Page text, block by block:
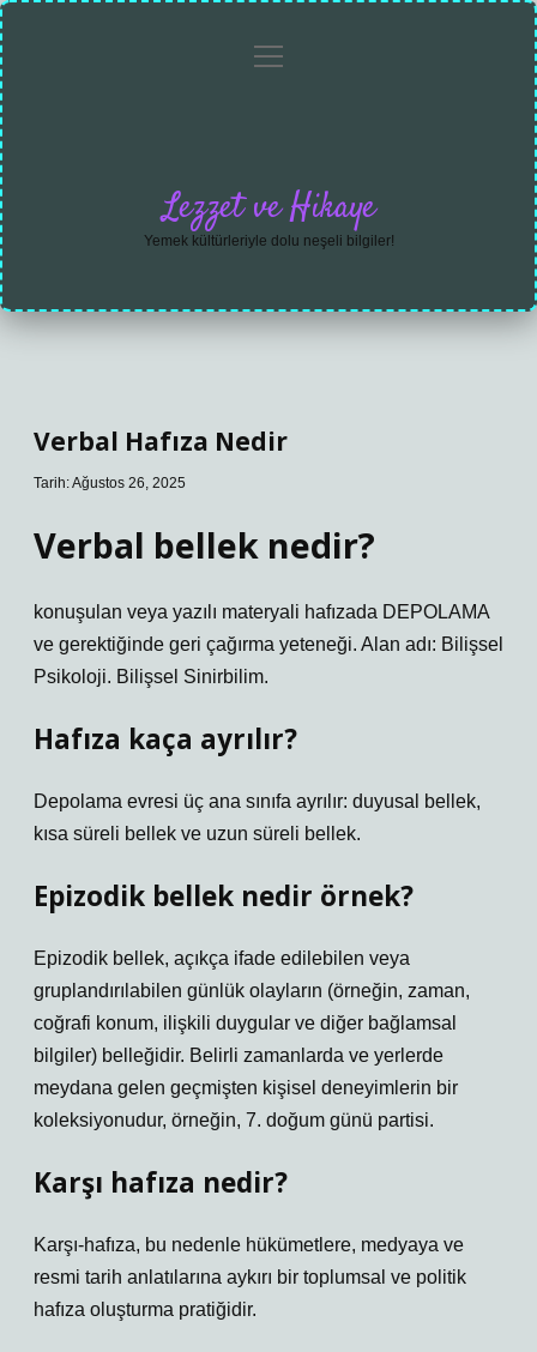
Gizlilikmenüyü
Lezzet ve Hikaye
Yemek kültürleriyle dolu neşeli bilgiler!
Verbal Hafıza Nedir
Tarih: Ağustos 26, 2025
Verbal bellek nedir?
konuşulan veya yazılı materyali hafızada DEPOLAMA
ve gerektiğinde geri çağırma yeteneği. Alan adı: Bilişsel
Psikoloji. Bilişsel Sinirbilim.
Hafıza kaça ayrılır?
Depolama evresi üç ana sınıfa ayrılır: duyusal bellek,
kısa süreli bellek ve uzun süreli bellek.
Epizodik bellek nedir örnek?
Epizodik bellek, açıkça ifade edilebilen veya
gruplandırılabilen günlük olayların (örneğin, zaman,
coğrafi konum, ilişkili duygular ve diğer bağlamsal
bilgiler) belleğidir. Belirli zamanlarda ve yerlerde
meydana gelen geçmişten kişisel deneyimlerin bir
koleksiyonudur, örneğin, 7. doğum günü partisi.
Karşı hafıza nedir?
Karşı-hafıza, bu nedenle hükümetlere, medyaya ve
resmi tarih anlatılarına aykırı bir toplumsal ve politik
hafıza oluşturma pratiğidir.